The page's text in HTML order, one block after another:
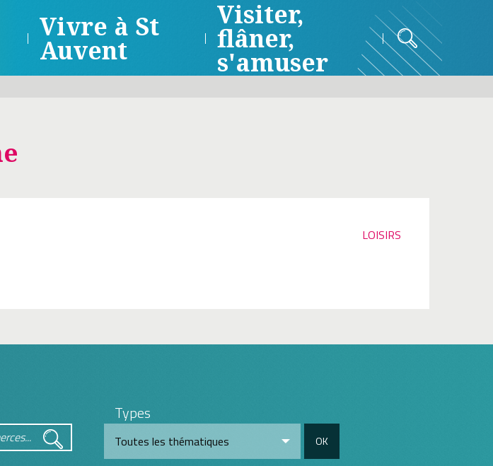
Vivre à St
Auvent
Visiter,
flâner,
s'amuser
LOISIRS
Types
OK